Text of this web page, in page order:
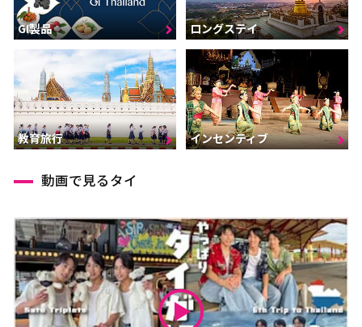
GI製品 ロングステイ
教育旅行 インセンティブ
動画で見るタイ